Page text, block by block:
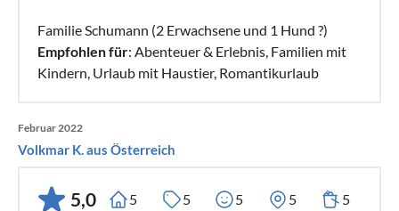
Familie Schumann (2 Erwachsene und 1 Hund ?)
Empfohlen für: Abenteuer & Erlebnis, Familien mit
Kindern, Urlaub mit Haustier, Romantikurlaub
Februar 2022
Volkmar K. aus Österreich
5,0 5 5 5 5 5